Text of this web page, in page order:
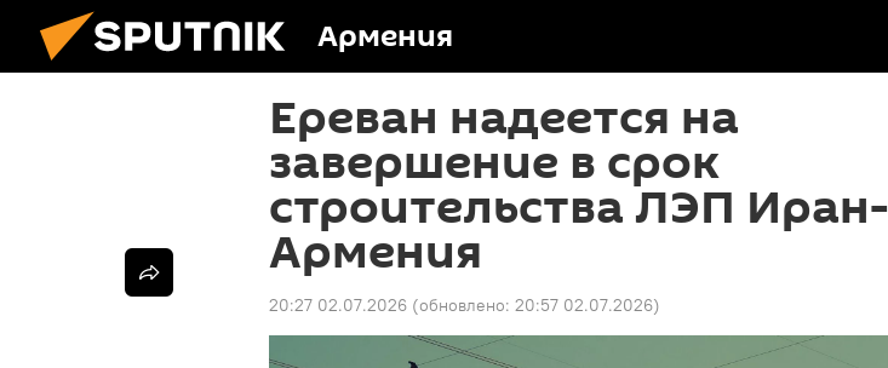
Армения
Ереван надеется на
завершение в срок
строительства ЛЭП Иран-
Армения
20:27 02.07.2026 (обновлено: 20:57 02.07.2026)